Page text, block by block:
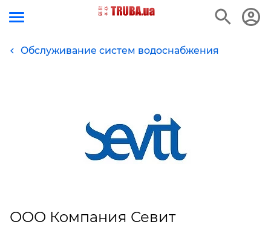
Обслуживание систем водоснабжения
ООО Компания Севит